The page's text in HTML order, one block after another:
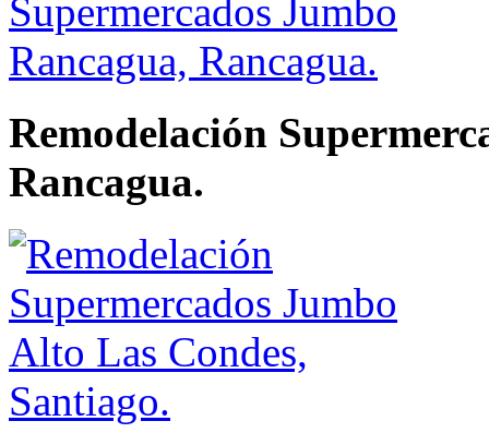
Remodelación
Rancagua.